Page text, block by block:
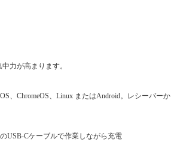
力が高まります。
、ChromeOS、Linux またはAndroid。レシーバ
USB-Cケーブルで作業しながら充電